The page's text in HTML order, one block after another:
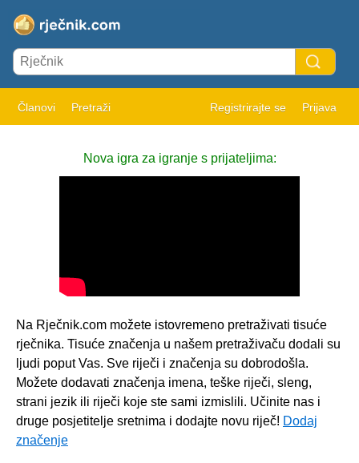
Članovi Pretraži Registrirajte se Prijava
Nova igra za igranje s prijateljima:
Na Rječnik.com možete istovremeno pretraživati tisuće
rječnika. Tisuće značenja u našem pretraživaču dodali su
ljudi poput Vas. Sve riječi i značenja su dobrodošla.
Možete dodavati značenja imena, teške riječi, sleng,
strani jezik ili riječi koje ste sami izmislili. Učinite nas i
druge posjetitelje sretnima i dodajte novu riječ! Dodaj
značenje